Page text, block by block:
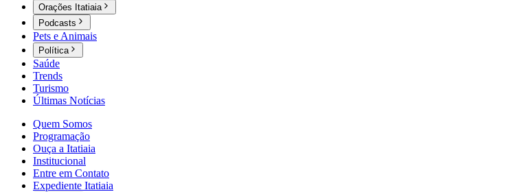
Orações Itatiaia
Podcasts
Pets e Animais
Política
Saúde
Trends
Turismo
Últimas Notícias
Quem Somos
Programação
Ouça a Itatiaia
Institucional
Entre em Contato
Expediente Itatiaia